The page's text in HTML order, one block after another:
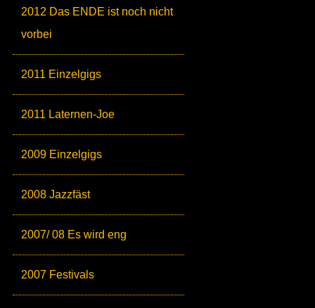
2012 Das ENDE ist noch nicht
vorbei
2011 Einzelgigs
2011 Laternen-Joe
2009 Einzelgigs
2008 Jazzfäst
2007/ 08 Es wird eng
2007 Festivals